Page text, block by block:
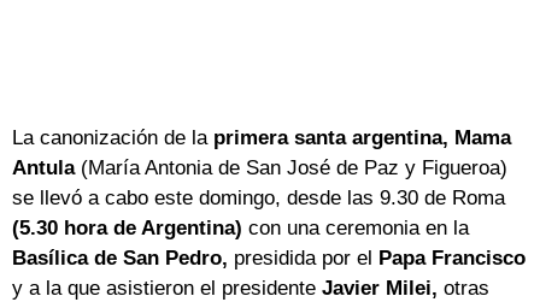
La canonización de la primera santa argentina, Mama
Antula (María Antonia de San José de Paz y Figueroa)
se llevó a cabo este domingo, desde las 9.30 de Roma
(5.30 hora de Argentina) con una ceremonia en la
Basílica de San Pedro, presidida por el Papa Francisco
y a la que asistieron el presidente Javier Milei, otras